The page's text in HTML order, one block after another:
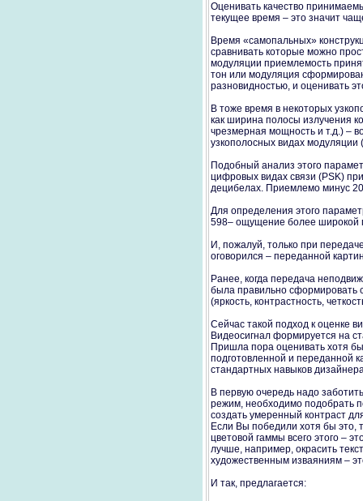
Oценивать качество
текущее время – это значит
Время «самопальных»
сравнивать которые можно
модуляции приемлемость
тон или модуляция
разновидностью, и оценивать
В тоже время в некоторых
как ширина полосы излучения
чрезмерная мощность и т.д.) –
узкополосных видах модуляции
Подобный анализ этого
цифровых видах связи (PSK)
децибелах. Приемлемо минус
Для определения этого
598– ощущение более широкой
И, пожалуй, только при
оговорился – переданной
Ранее, когда передача
была правильно сформировать
(яркость, контрастность,
Сейчас такой подход к оценке
Видеосигнал формируется на
Пришла пора оценивать хотя
подготовленной и переданной
стандартных навыков
В первую очередь надо
режим, необходимо подобрать
создать умеренный контраст
Если Вы победили хотя бы это,
цветовой гаммы всего этого –
лучше, например, окрасить
художественным изваяниям –
И так, предлагается: